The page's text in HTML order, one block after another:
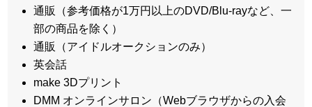
通販（参考価格が1万円以上のDVD/Blu-rayなど、一
部の商品を除く）
通販（アイドルオークションのみ）
英会話
make 3Dプリント
DMM オンラインサロン（Webブラウザからの入会